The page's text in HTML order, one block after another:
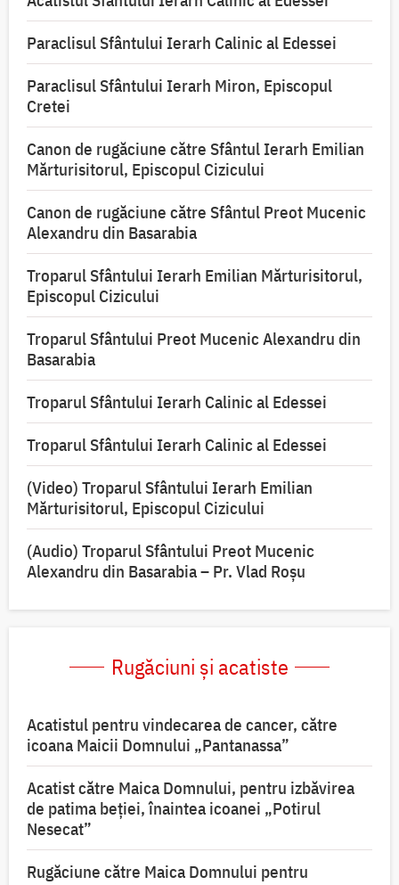
Paraclisul Sfântului Ierarh Calinic al Edessei
Paraclisul Sfântului Ierarh Miron, Episcopul
Cretei
Canon de rugăciune către Sfântul Ierarh Emilian
Mărturisitorul, Episcopul Cizicului
Canon de rugăciune către Sfântul Preot Mucenic
Alexandru din Basarabia
Troparul Sfântului Ierarh Emilian Mărturisitorul,
Episcopul Cizicului
Troparul Sfântului Preot Mucenic Alexandru din
Basarabia
Troparul Sfântului Ierarh Calinic al Edessei
Troparul Sfântului Ierarh Calinic al Edessei
(Video) Troparul Sfântului Ierarh Emilian
Mărturisitorul, Episcopul Cizicului
(Audio) Troparul Sfântului Preot Mucenic
Alexandru din Basarabia – Pr. Vlad Roșu
Rugăciuni și acatiste
Acatistul pentru vindecarea de cancer, către
icoana Maicii Domnului „Pantanassa”
Acatist către Maica Domnului, pentru izbăvirea
de patima beției, înaintea icoanei „Potirul
Nesecat”
Rugăciune către Maica Domnului pentru